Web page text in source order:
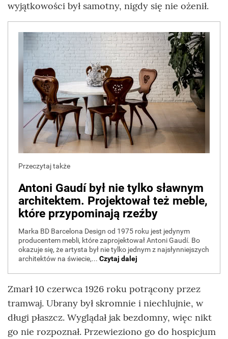
wyjątkowości był samotny, nigdy się nie ożenił.
Zmarł 10 czerwca 1926 roku potrącony przez
tramwaj. Ubrany był skromnie i niechlujnie, w
długi płaszcz. Wyglądał jak bezdomny, więc nikt
go nie rozpoznał. Przewieziono go do hospicjum